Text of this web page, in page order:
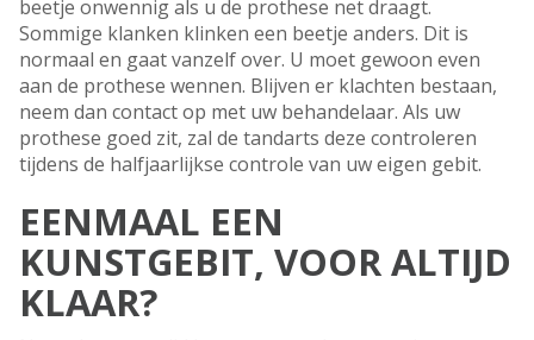
beetje onwennig als u de prothese net draagt.
Sommige klanken klinken een beetje anders. Dit is
normaal en gaat vanzelf over. U moet gewoon even
aan de prothese wennen. Blijven er klachten bestaan,
neem dan contact op met uw behandelaar. Als uw
prothese goed zit, zal de tandarts deze controleren
tijdens de halfjaarlijkse controle van uw eigen gebit.
EENMAAL EEN
KUNSTGEBIT, VOOR ALTIJD
KLAAR?